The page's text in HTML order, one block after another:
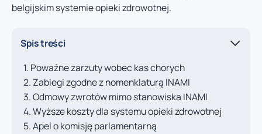
belgijskim systemie opieki zdrowotnej.
Spis treści
Poważne zarzuty wobec kas chorych
Zabiegi zgodne z nomenklaturą INAMI
Odmowy zwrotów mimo stanowiska INAMI
Wyższe koszty dla systemu opieki zdrowotnej
Apel o komisję parlamentarną